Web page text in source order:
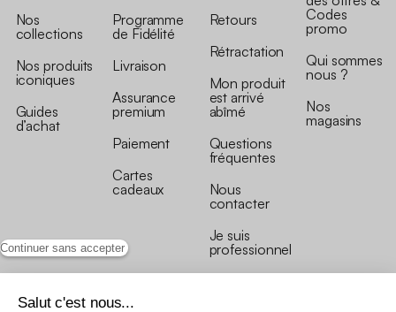
Continuer sans accepter
Salut c'est nous...
Nos
collections
Nos produits
iconiques
Guides
d’achat
Programme
de Fidélité
Livraison
Assurance
premium
Paiement
Cartes
cadeaux
Retours
Rétractation
Mon produit
est arrivé
abîmé
Questions
fréquentes
Nous
contacter
Je suis
professionnel
Codes
promo
Qui sommes
nous ?
Nos
magasins